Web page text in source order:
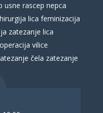
usne rascep nepca
lica feminizacija
zatezanje lica
operacija vilice
čela zatezanje